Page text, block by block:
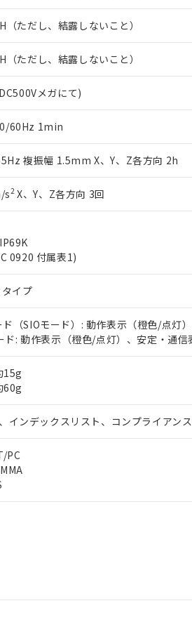
ただし、結露しないこと）
ただし、結露しないこと）
メガにて)
60Hz 1min
複振幅 1.5mm X、Y、Z各方向 2h
s2X、Y、Z各方向 3回
0920 付属表1)
イプ
（SIOモード）: 動作表示（橙色/点灯
: 動作表示（橙色/点灯）、安定・通信
15g
60g
インデックスリスト、コンプライアン
PC
お客様が当ウェブサイト上で当
が、当社の製品・サービスに関
さい。
※当社の共同利用者とは、
いる法人を指します。
※3 非含有証明書ダウンロード
EU RoHS指令（10物質）の非含有証明
51物質の非含有証明書（当社基準）
※本証明書は発行日時点で非含有を証
また、RoHS指令のフタル酸エステル
既に当社にて対応品への在庫切替を
り割愛しております。
味します。
「－」：未確認です。当社販売部門へ
空
白
受注生産機種、また在庫状